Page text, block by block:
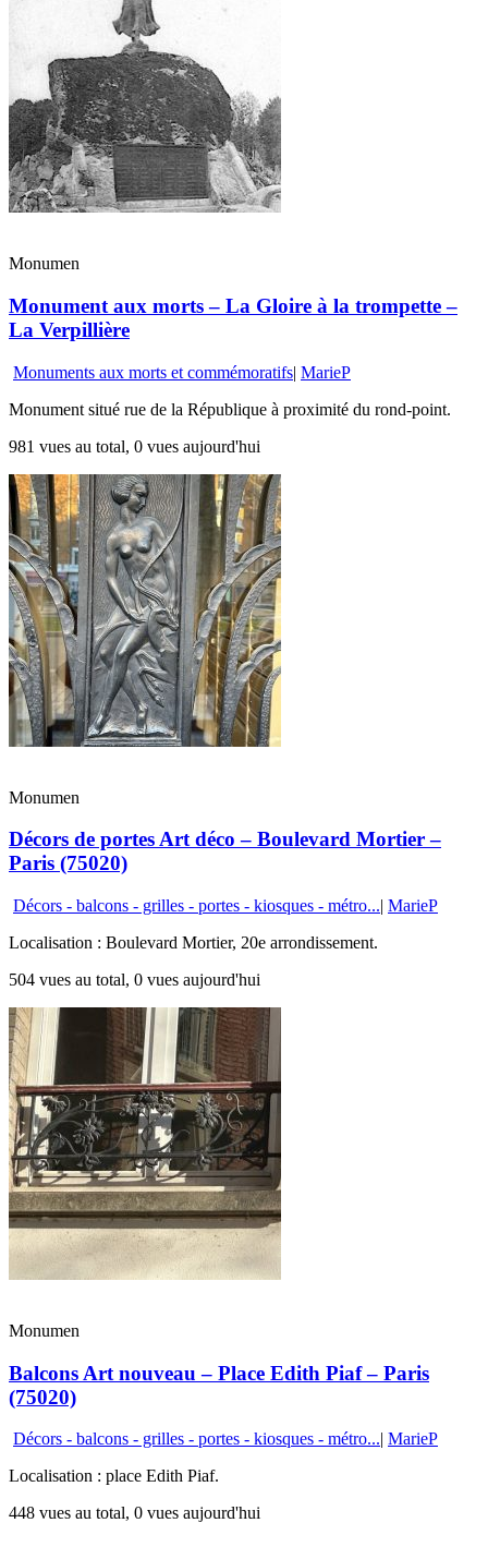
Monumen
Monument aux morts – La Gloire à la trompette –
La Verpillière
Monuments aux morts et commémoratifs| MarieP
Monument situé rue de la République à proximité du rond-point.
981 vues au total, 0 vues aujourd'hui
Monumen
Décors de portes Art déco – Boulevard Mortier –
Paris (75020)
Décors - balcons - grilles - portes - kiosques - métro...| MarieP
Localisation : Boulevard Mortier, 20e arrondissement.
504 vues au total, 0 vues aujourd'hui
Monumen
Balcons Art nouveau – Place Edith Piaf – Paris
(75020)
Décors - balcons - grilles - portes - kiosques - métro...| MarieP
Localisation : place Edith Piaf.
448 vues au total, 0 vues aujourd'hui